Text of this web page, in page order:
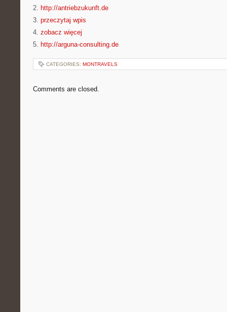
2. http://antriebzukunft.de
3. przeczytaj wpis
4. zobacz więcej
5. http://arguna-consulting.de
CATEGORIES: MONTRAVELS
Comments are closed.